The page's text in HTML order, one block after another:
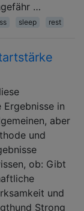
…
sleep rest
Ergebnisse in
aber
und
ob: Gibt
und
Strong